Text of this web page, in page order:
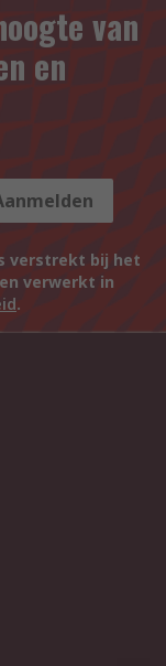
van
en
verstrekt bij het
verwerkt in
.